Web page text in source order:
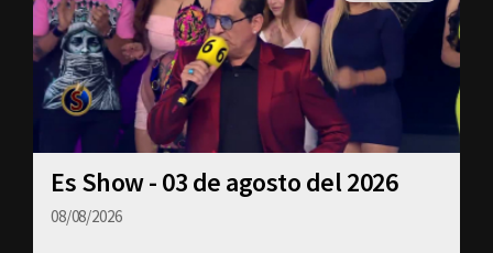
Es Show - 03 de agosto del 2026
08/08/2026